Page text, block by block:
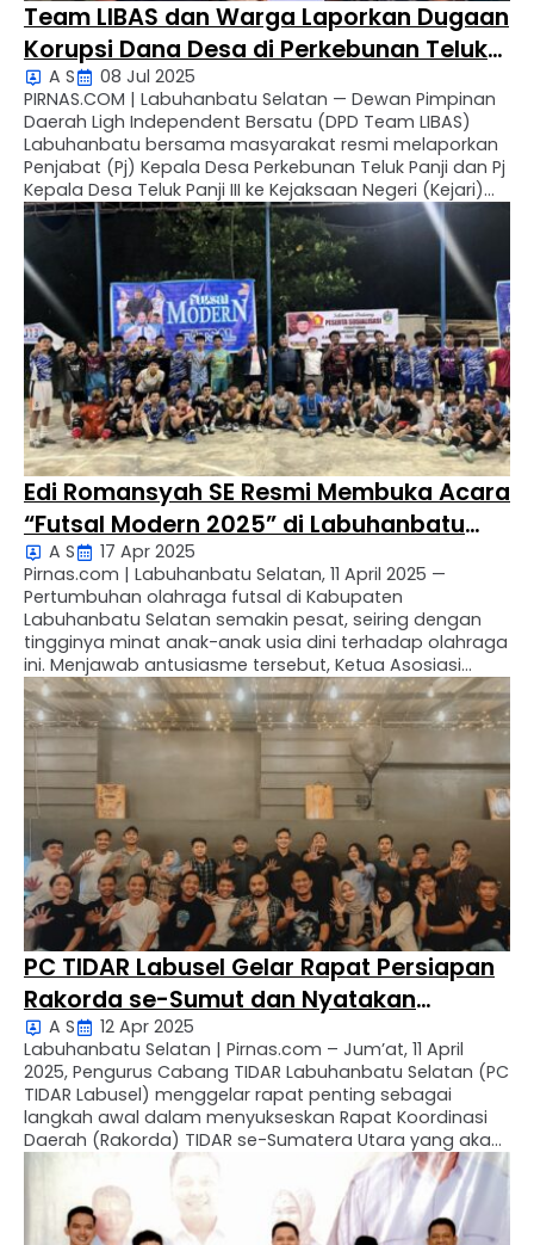
Team LIBAS dan Warga Laporkan Dugaan
Korupsi Dana Desa di Perkebunan Teluk
Panji dan Teluk Panji 3 ke Kejari Labusel
A S
08 Jul 2025
PIRNAS.COM | Labuhanbatu Selatan — Dewan Pimpinan
Daerah Ligh Independent Bersatu (DPD Team LIBAS)
Labuhanbatu bersama masyarakat resmi melaporkan
Penjabat (Pj) Kepala Desa Perkebunan Teluk Panji dan Pj
Kepala Desa Teluk Panji III ke Kejaksaan Negeri (Kejari)
Labuhanbatu Selatan pada Senin, 7 Juli 2025. Laporan
tersebut disampaikan melalui surat resmi bernomor:
XXII/LBS/VII/2025 dan XXIII/LBS/VII/2025, yang …
Edi Romansyah SE Resmi Membuka Acara
“Futsal Modern 2025” di Labuhanbatu
Selatan
A S
17 Apr 2025
Pirnas.com | Labuhanbatu Selatan, 11 April 2025 —
Pertumbuhan olahraga futsal di Kabupaten
Labuhanbatu Selatan semakin pesat, seiring dengan
tingginya minat anak-anak usia dini terhadap olahraga
ini. Menjawab antusiasme tersebut, Ketua Asosiasi
Futsal Kabupaten (AFK) Labuhanbatu Selatan periode
2022–2027, Edi Romansyah SE, secara resmi membuka
acara bertajuk Futsal Modern 2025. Dalam kegiatan ini,
AFK Labuhanbatu …
PC TIDAR Labusel Gelar Rapat Persiapan
Rakorda se-Sumut dan Nyatakan
Dukungan untuk Sis Rahayu Saraswati
A S
12 Apr 2025
Labuhanbatu Selatan | Pirnas.com – Jum’at, 11 April
2025, Pengurus Cabang TIDAR Labuhanbatu Selatan (PC
TIDAR Labusel) menggelar rapat penting sebagai
langkah awal dalam menyukseskan Rapat Koordinasi
Daerah (Rakorda) TIDAR se-Sumatera Utara yang akan
digelar di Labusel. Selain membahas teknis dan strategi
pelaksanaan Rakorda, rapat ini juga menjadi
momentum penyampaian pernyataan sikap resmi
organisasi terhadap …